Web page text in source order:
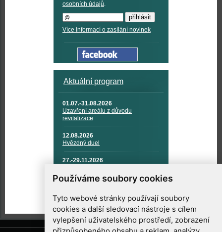
Používáme soubory cookies
Tyto webové stránky používají soubory
cookies a další sledovací nástroje s cílem
vylepšení uživatelského prostředí, zobrazení
osobních údajů.
Více informací o zasílání novinek
Aktuální program
01.07.-31.08.2026
Uzavření areálu z důvodu
revitalizace
12.08.2026
Hvězdný duel
27.-29.11.2026
TECHNIKA A KOSMICKÉ
TECHNOLOGIE